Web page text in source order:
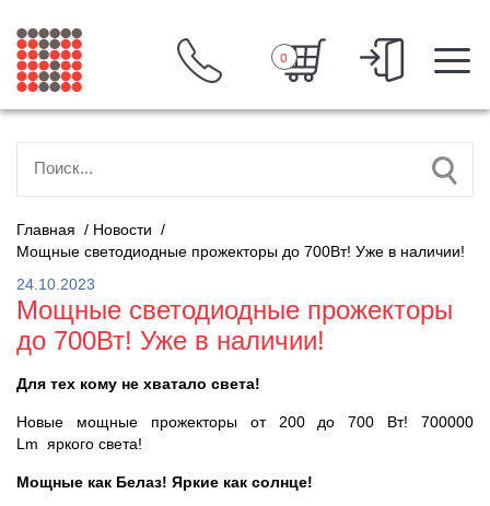
0
Главная / Новости /
Мощные светодиодные прожекторы до 700Вт! Уже в наличии!
24.10.2023
Мощные светодиодные прожекторы
до 700Вт! Уже в наличии!
Для тех кому не хватало света!
Новые мощные прожекторы от 200 до 700 Вт! 700000
Lm яркого света!
Мощные как Белаз! Яркие как солнце!